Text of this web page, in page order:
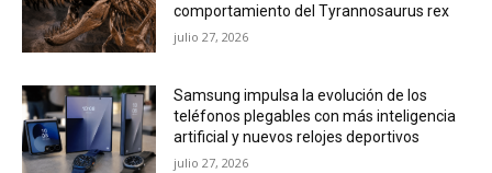
comportamiento del Tyrannosaurus rex
julio 27, 2026
Samsung impulsa la evolución de los
teléfonos plegables con más inteligencia
artificial y nuevos relojes deportivos
julio 27, 2026